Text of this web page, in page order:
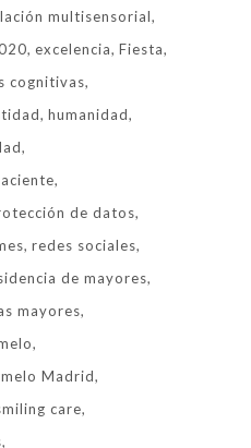
multisensorial
excelencia Fiesta
cognitivas
humanidad
de datos
redes sociales
de mayores
mayores
Madrid
care